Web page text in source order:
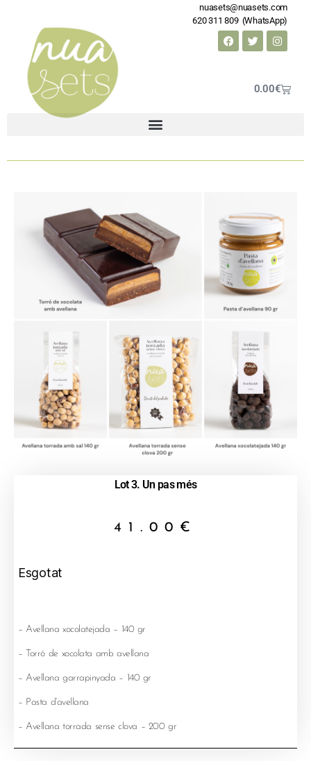
0.00€
nuasets@nuasets.com
620 311 809 (WhatsApp)
Lot 3. Un pas més
41.00 €
Esgotat
– Avellana xocolatejada – 140 gr
– Torró de xocolata amb avellana
– Avellana garrapinyada – 140 gr
– Pasta d’avellana
– Avellana torrada sense clova – 200 gr